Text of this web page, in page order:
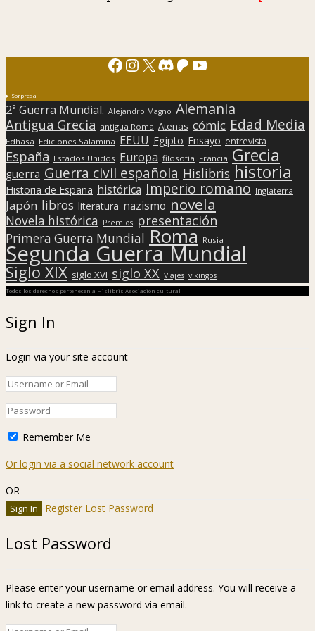
Facebook
Instagram
X Discord
Patreon
YouTube
Sorpresa
2ª Guerra Mundial. Alejandro Magno Alemania
Antigua Grecia antigua Roma Atenas cómic Edad Media
Edhasa Ediciones Salamina EEUU Egipto Ensayo entrevista
España Estados Unidos Europa filosofía Francia Grecia
guerra Guerra civil española Hislibris historia
Historia de España histórica Imperio romano Inglaterra
Japón libros literatura nazismo novela
Novela histórica Premios presentación
Primera Guerra Mundial Roma Rusia
Segunda Guerra Mundial
Siglo XIX siglo XVI siglo XX Viajes vikingos
Todos los derechos pertenecen a Hislibris Asociación cultural
Sign In
Login via your site account
Remember Me
Or login via a social network account
OR
Register Lost Password
Lost Password
Please enter your username or email address. You will receive a
link to create a new password via email.